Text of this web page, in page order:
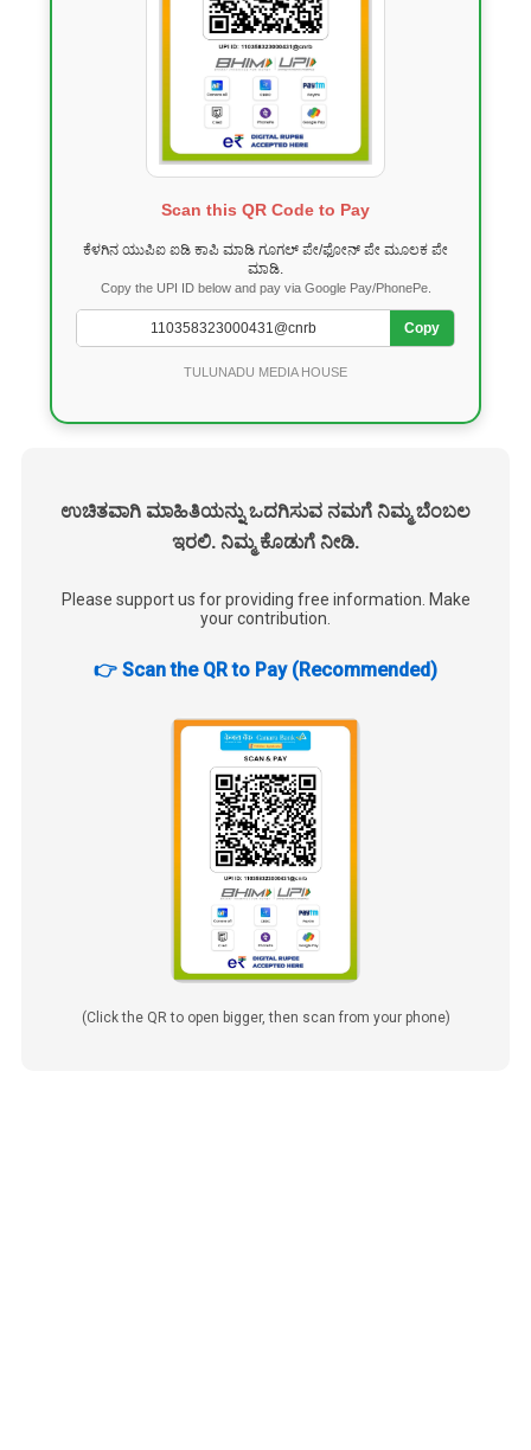
Scan this QR Code to Pay
ಕೆಳಗಿನ ಯುಪಿಐ ಐಡಿ ಕಾಪಿ ಮಾಡಿ ಗೂಗಲ್ ಪೇ/ಫೋನ್ ಪೇ ಮೂಲಕ ಪೇ
ಮಾಡಿ.
Copy the UPI ID below and pay via Google Pay/PhonePe.
Copy
TULUNADU MEDIA HOUSE
ಉಚಿತವಾಗಿ ಮಾಹಿತಿಯನ್ನು ಒದಗಿಸುವ ನಮಗೆ ನಿಮ್ಮ ಬೆಂಬಲ
ಇರಲಿ. ನಿಮ್ಮ ಕೊಡುಗೆ ನೀಡಿ.
Please support us for providing free information. Make
your contribution.
👉 Scan the QR to Pay (Recommended)
(Click the QR to open bigger, then scan from your phone)